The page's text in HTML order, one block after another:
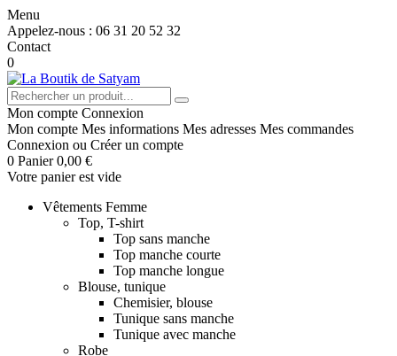
Menu
Appelez-nous : 06 31 20 52 32
Contact
0
Mon compte Connexion
Mon compte Mes informations Mes adresses Mes commandes
Connexion ou Créer un compte
0 Panier 0,00 €
Votre panier est vide
Vêtements Femme
Top, T-shirt
Top sans manche
Top manche courte
Top manche longue
Blouse, tunique
Chemisier, blouse
Tunique sans manche
Tunique avec manche
Robe